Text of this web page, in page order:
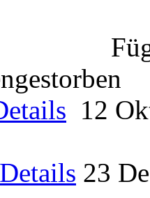
gestorben
12
Details 23